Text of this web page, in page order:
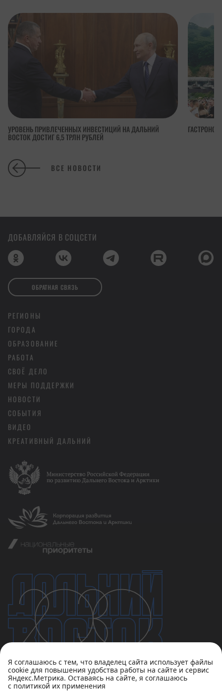
УРОВЕНЬ ПРИВЛЕЧЕННЫХ ИНВЕСТИЦИЙ НА ДАЛЬНИЙ
ВОСТОК ДОСТИГ 6,5 ТРЛН РУБЛЕЙ
ВСЕ НОВОСТИ
Я соглашаюсь с тем, что владелец сайта использует файлы
cookie для повышения удобства работы на сайте и сервис
Яндекс.Метрика. Оставаясь на сайте, я соглашаюсь
с политикой их применения
РЕГИОНЫ
ГОРОДА
ОБРАЗОВАНИЕ
РАБОТА
СВОЁ ДЕЛО
МЕРЫ ПОДДЕРЖКИ
НОВОСТИ
СОБЫТИЯ
ВИДЕО
КРЕАТИВНЫЙ ДАЛЬНИЙ
ДОБАВЛЯЙСЯ В СОЦСЕТИ
Политика конфиденциальности
ОБРАТНАЯ СВЯЗЬ